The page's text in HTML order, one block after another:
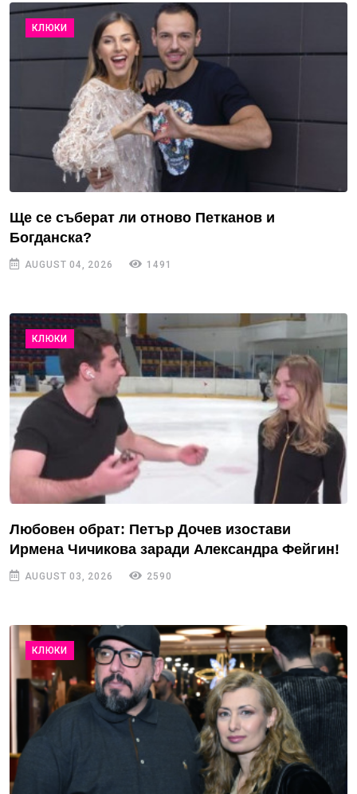
КЛЮКИ
Ще се съберат ли отново Петканов и
Богданска?
AUGUST 04, 2026 1491
КЛЮКИ
Любовен обрат: Петър Дочев изостави
Ирмена Чичикова заради Александра Фейгин!
AUGUST 03, 2026 2590
КЛЮКИ